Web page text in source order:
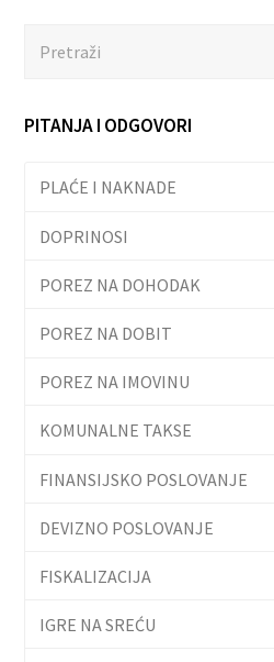
PITANJA I ODGOVORI
PLAĆE I NAKNADE
DOPRINOSI
POREZ NA DOHODAK
POREZ NA DOBIT
POREZ NA IMOVINU
KOMUNALNE TAKSE
FINANSIJSKO POSLOVANJE
DEVIZNO POSLOVANJE
FISKALIZACIJA
IGRE NA SREĆU